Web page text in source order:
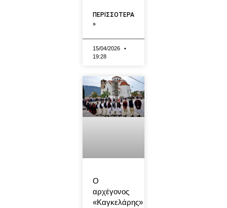
ΠΕΡΙΣΣΟΤΕΡΑ
»
15/04/2026
19:28
Ο
αρχέγονος
«Καγκελάρης»